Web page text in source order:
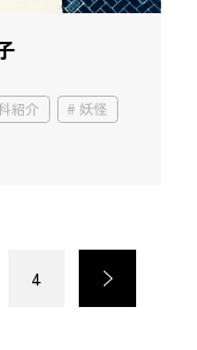
紹介
妖怪
4 >